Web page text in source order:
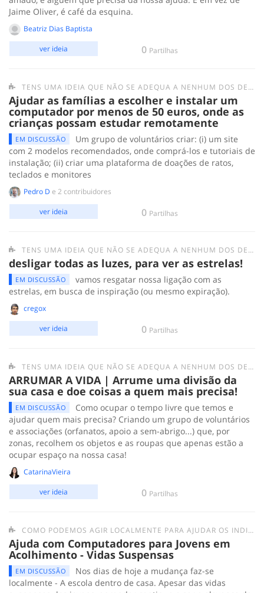
Jaime Oliver, é café da esquina.
Beatriz Dias Baptista
0 Partilhas
ver ideia
TENS UMA IDEIA QUE NÃO SE ADEQUA A NENHUM DOS DESAFIOS ANTERIORES? SUBMETE-A AQUI.
Ajudar as famílias a escolher e instalar um
computador por menos de 50 euros, onde as
crianças possam estudar remotamente
EM DISCUSSÃO
Um grupo de voluntários criar: (i) um site
com 2 modelos recomendados, onde comprá-los e tutoriais de
instalação; (ii) criar uma plataforma de doações de ratos,
teclados e monitores
Pedro D e 2 contribuidores
0 Partilhas
ver ideia
TENS UMA IDEIA QUE NÃO SE ADEQUA A NENHUM DOS DESAFIOS ANTERIORES? SUBMETE-A AQUI.
desligar todas as luzes, para ver as estrelas!
EM DISCUSSÃO
vamos resgatar nossa ligação com as
estrelas, em busca de inspiração (ou mesmo expiração).
cregox
0 Partilhas
ver ideia
TENS UMA IDEIA QUE NÃO SE ADEQUA A NENHUM DOS DESAFIOS ANTERIORES? SUBMETE-A AQUI.
ARRUMAR A VIDA | Arrume uma divisão da
sua casa e doe coisas a quem mais precisa!
EM DISCUSSÃO
Como ocupar o tempo livre que temos e
ajudar quem mais precisa? Criando um grupo de voluntários
e associações (orfanatos, apoio a sem-abrigo...) que, por
zonas, recolhem os objetos e as roupas que apenas estão a
ocupar espaço na nossa casa!
CatarinaVieira
0 Partilhas
ver ideia
COMO PODEMOS AGIR LOCALMENTE PARA AJUDAR OS INDIVÍDUOS/GRUPOS MAIS FRÁGEIS E AS PESSOAS EM SITUAÇÃO DE SEM-ABRIGO?
Ajuda com Computadores para Jovens em
Acolhimento - Vidas Suspensas
EM DISCUSSÃO
Nos dias de hoje a mudança faz-se
localmente - A escola dentro de casa. Apesar das vidas